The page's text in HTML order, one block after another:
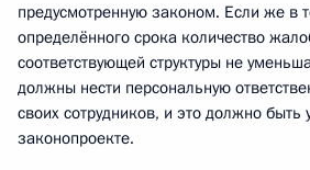
предусмотренную законом. Если же в
определённого срока количество
соответствующей структуры не
должны нести персональную
своих сотрудников, и это должно быть
законопроекте.